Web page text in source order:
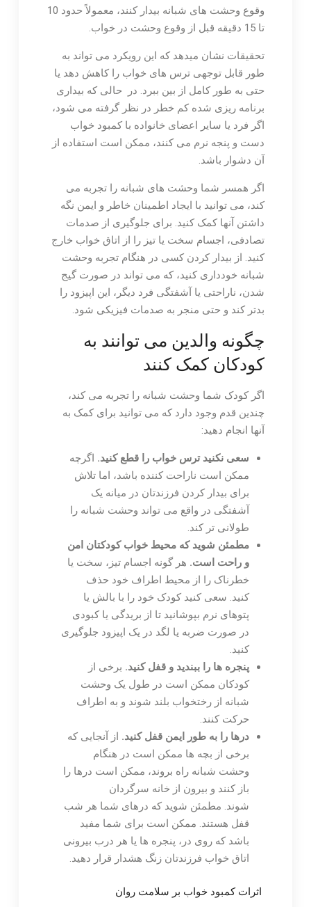
وقوع وحشت های شبانه بیدار کنند، معمولاً حدود 10
تا 15 دقیقه قبل از وقوع وحشت در خواب.
تحقیقات نشان میدهد که این رویکرد می تواند به
طور قابل توجهی ترس های خواب را کاهش دهد یا
حتی به طور کامل از بین ببرد. در حالی که بیداری
برنامه ریزی شده کم خطر در نظر گرفته می شود،
اگر فرد یا سایر اعضای خانواده با کمبود خواب
دست و پنجه نرم می کنند، ممکن است استفاده از
آن دشوار باشد.
اگر همسر شما وحشت های شبانه را تجربه می
کند، می توانید با ایجاد اطمینان خاطر و ایمن نگه
داشتن آنها کمک کنید. برای جلوگیری از صدمات
تصادفی، اجسام سخت یا تیز را از اتاق خواب خارج
کنید. از بیدار کردن کسی در هنگام تجربه وحشت
شبانه خودداری کنید، که می تواند در صورت گیج
شدن، ناراحتی یا آشفتگی فرد دیگر، این اپیزود را
بدتر کند و حتی منجر به صدمات فیزیکی شود.
چگونه والدین می توانند به
کودکان کمک کنند
اگر کودک شما وحشت شبانه را تجربه می کند،
چندین قدم وجود دارد که می توانید برای کمک به
آنها انجام دهید:
سعی نکنید ترس خواب را قطع کنید. اگرچه
ممکن است ناراحت کننده باشد، اما تلاش
برای بیدار کردن فرزندتان در میانه یک
آشفتگی در واقع می تواند وحشت شبانه را
طولانی تر کند.
مطمئن شوید که محیط خواب کودکتان امن
و راحت است. هر گونه اجسام تیز، سخت یا
خطرناک را از محیط اطراف خود حذف
کنید. سعی کنید کودک خود را با بالش یا
پتوهای نرم بپوشانید تا از بریدگی یا کبودی
در صورت ضربه یا لگد در یک اپیزود جلوگیری
کنید.
پنجره ها را ببندید و قفل کنید. برخی از
کودکان ممکن است در طول یک وحشت
شبانه از رختخواب بلند شوند و به اطراف
حرکت کنند.
درها را به طور ایمن قفل کنید. از آنجایی که
برخی از بچه ها ممکن است در هنگام
وحشت شبانه راه بروند، ممکن است درها را
باز کنند و بیرون از خانه سرگردان
شوند. مطمئن شوید که درهای شما هر شب
قفل هستند. ممکن است برای شما مفید
باشد که روی در، پنجره ها یا هر درب بیرونی
اتاق خواب فرزندتان زنگ هشدار قرار دهید.
اثرات کمبود خواب بر سلامت روان